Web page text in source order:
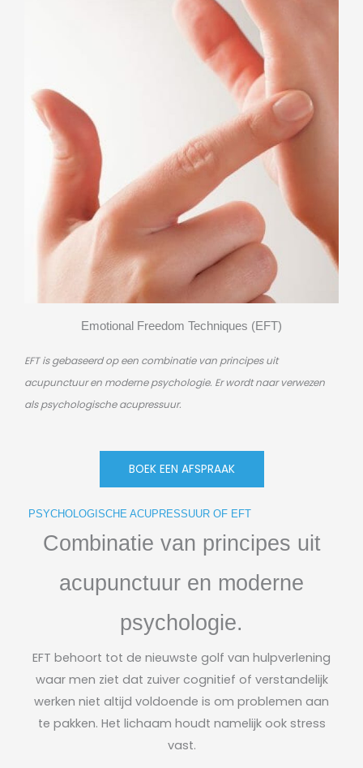
Emotional Freedom Techniques (EFT)
EFT is gebaseerd op een combinatie van principes uit
acupunctuur en moderne psychologie. Er wordt naar verwezen
als psychologische acupressuur.
BOEK EEN AFSPRAAK
PSYCHOLOGISCHE ACUPRESSUUR OF EFT
Combinatie van principes uit
acupunctuur en moderne
psychologie.
EFT behoort tot de nieuwste golf van hulpverlening
waar men ziet dat zuiver cognitief of verstandelijk
werken niet altijd voldoende is om problemen aan
te pakken. Het lichaam houdt namelijk ook stress
vast.